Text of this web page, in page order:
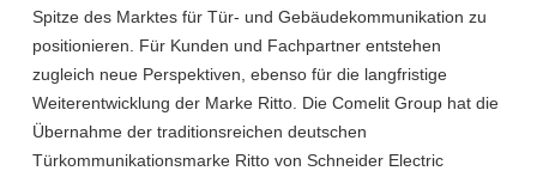
Spitze des Marktes für Tür- und Gebäudekommunikation zu
positionieren. Für Kunden und Fachpartner entstehen
zugleich neue Perspektiven, ebenso für die langfristige
Weiterentwicklung der Marke Ritto. Die Comelit Group hat die
Übernahme der traditionsreichen deutschen
Türkommunikationsmarke Ritto von Schneider Electric